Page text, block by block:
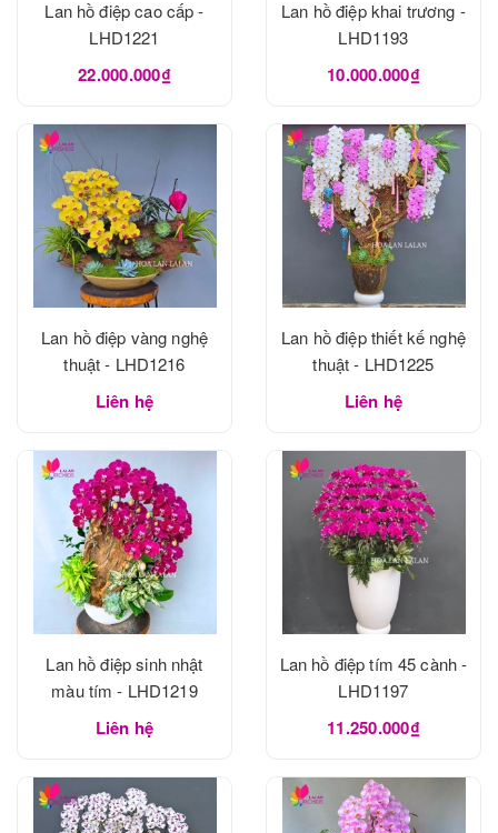
Lan hồ điệp cao cấp -
LHD1221
22.000.000₫
Lan hồ điệp khai trương -
LHD1193
10.000.000₫
Lan hồ điệp vàng nghệ
thuật - LHD1216
Liên hệ
Lan hồ điệp thiết kế nghệ
thuật - LHD1225
Liên hệ
Lan hồ điệp sinh nhật
màu tím - LHD1219
Liên hệ
Lan hồ điệp tím 45 cành -
LHD1197
11.250.000₫